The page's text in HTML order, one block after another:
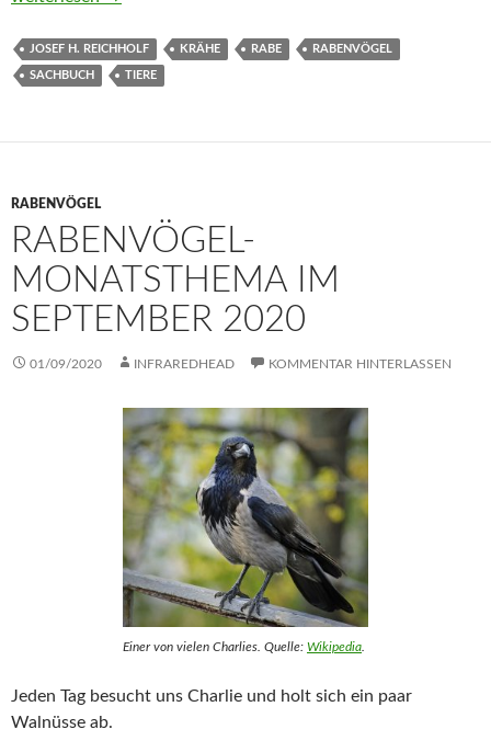
JOSEF H. REICHHOLF KRÄHE RABE RABENVÖGEL
SACHBUCH TIERE
RABENVÖGEL
RABENVÖGEL-
MONATSTHEMA IM
SEPTEMBER 2020
01/09/2020 INFRAREDHEAD KOMMENTAR HINTERLASSEN
Einer von vielen Charlies. Quelle: Wikipedia
Jeden Tag besucht uns Charlie und holt sich ein paar
Walnüsse ab.